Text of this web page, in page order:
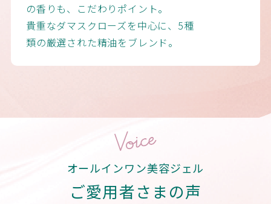
の香りも、こだわりポイント。
貴重なダマスクローズを中心に、5種
類の厳選された精油をブレンド。
オールインワン美容ジェル
ご愛用者さまの声